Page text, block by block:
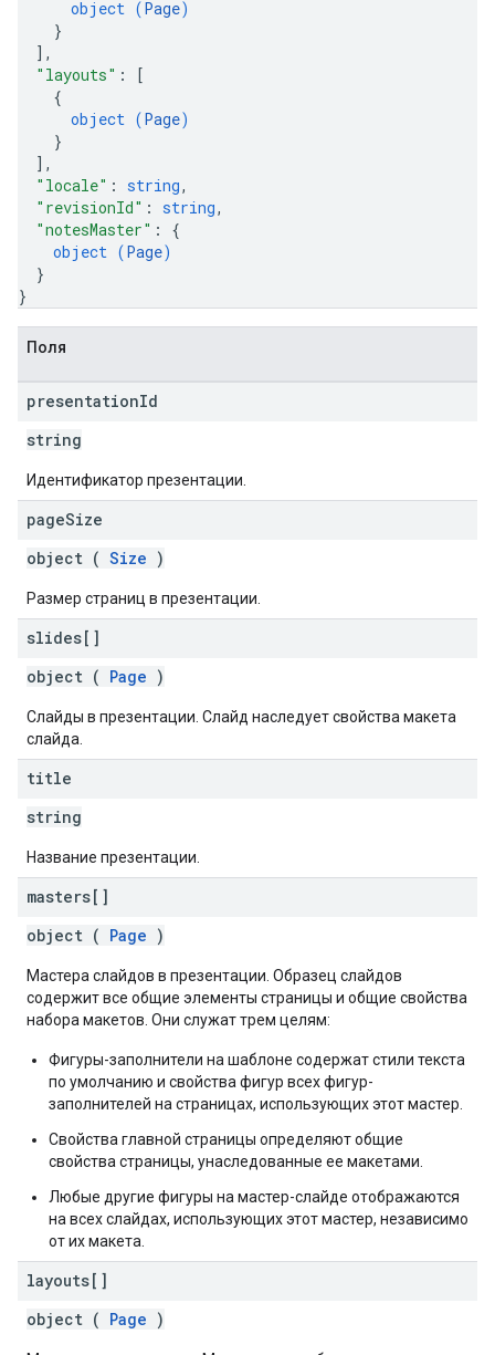
object (Page)
}
] ,
"layouts" :
[
{
object (Page)
}
] ,
"locale" : string,
"revisionId" : string,
"notesMaster" : {
object (Page)
}
}
Поля
presentationId
string
Идентификатор презентации.
pageSize
object ( Size )
Размер страниц в презентации.
slides[]
object ( Page )
Слайды в презентации. Слайд наследует свойства макета
слайда.
title
string
Название презентации.
masters[]
object ( Page )
Мастера слайдов в презентации. Образец слайдов
содержит все общие элементы страницы и общие свойства
набора макетов. Они служат трем целям:
Фигуры-заполнители на шаблоне содержат стили текста
по умолчанию и свойства фигур всех фигур-
заполнителей на страницах, использующих этот мастер.
Свойства главной страницы определяют общие
свойства страницы, унаследованные ее макетами.
Любые другие фигуры на мастер-слайде отображаются
на всех слайдах, использующих этот мастер, независимо
от их макета.
layouts[]
object ( Page )